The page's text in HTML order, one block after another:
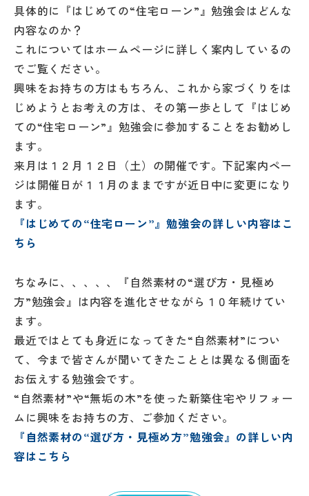
具体的に『はじめての“住宅ローン”』勉強会はどんな
内容なのか？
これについてはホームページに詳しく案内しているの
でご覧ください。
興味をお持ちの方はもちろん、これから家づくりをは
じめようとお考えの方は、その第一歩として『はじめ
ての“住宅ローン”』勉強会に参加することをお勧めし
ます。
来月は１２月１２日（土）の開催です。下記案内ペー
ジは開催日が１１月のままですが近日中に変更になり
ます。
『はじめての“住宅ローン”』勉強会の詳しい内容はこ
ちら
ちなみに、、、、、『自然素材の“選び方・見極め
方”勉強会』は内容を進化させながら１０年続けてい
ます。
最近ではとても身近になってきた“自然素材”につい
て、今まで皆さんが聞いてきたこととは異なる側面を
お伝えする勉強会です。
“自然素材”や“無垢の木”を使った新築住宅やリフォー
ムに興味をお持ちの方、ご参加ください。
『自然素材の“選び方・見極め方”勉強会』の詳しい内
容はこちら